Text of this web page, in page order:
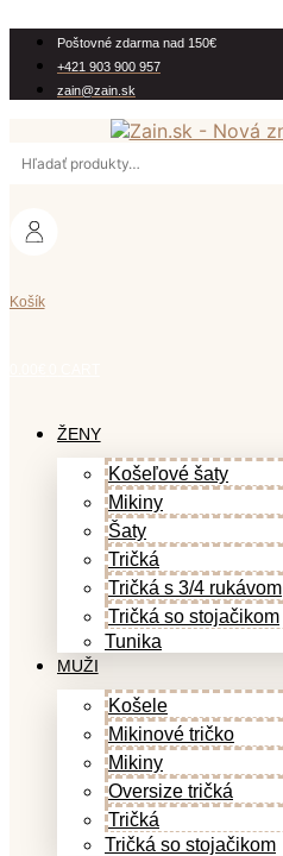
obsah
Poštovné zdarma nad 150€
+421 903 900 957
zain@zain.sk
Hľadať:
Košík
ŽENY
Košeľové šaty
Mikiny
Šaty
Tričká
Tričká s 3/4 rukávom
Tričká so stojačikom
Tunika
MUŽI
Košele
Mikinové tričko
Mikiny
Oversize tričká
Tričká
Tričká so stojačikom